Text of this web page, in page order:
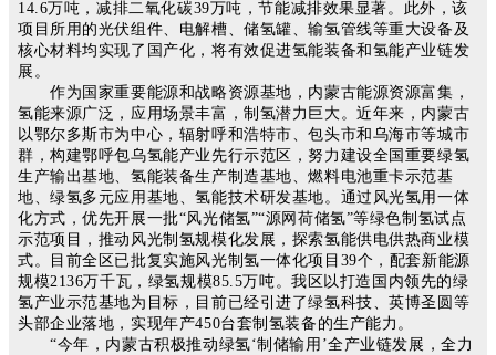
14.6万吨，减排二氧化碳39万吨，节能减排效果显著。此外，该
项目所用的光伏组件、电解槽、储氢罐、输氢管线等重大设备及
核心材料均实现了国产化，将有效促进氢能装备和氢能产业链发
展。
作为国家重要能源和战略资源基地，内蒙古能源资源富集，
氢能来源广泛，应用场景丰富，制氢潜力巨大。近年来，内蒙古
以鄂尔多斯市为中心，辐射呼和浩特市、包头市和乌海市等城市
群，构建鄂呼包乌氢能产业先行示范区，努力建设全国重要绿氢
生产输出基地、氢能装备生产制造基地、燃料电池重卡示范基
地、绿氢多元应用基地、氢能技术研发基地。通过风光氢用一体
化方式，优先开展一批“风光储氢”“源网荷储氢”等绿色制氢试点
示范项目，推动风光制氢规模化发展，探索氢能供电供热商业模
式。目前全区已批复实施风光制氢一体化项目39个，配套新能源
规模2136万千瓦，绿氢规模85.5万吨。我区以打造国内领先的绿
氢产业示范基地为目标，目前已经引进了绿氢科技、英博圣圆等
头部企业落地，实现年产450台套制氢装备的生产能力。
“今年，内蒙古积极推动绿氢‘制储输用’全产业链发展，全力